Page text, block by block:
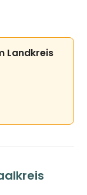
Landkreis